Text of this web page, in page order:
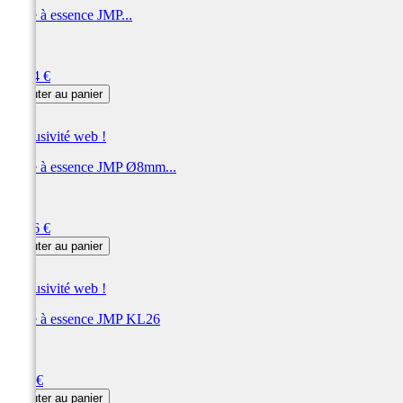
Filtre à essence JMP...
17,04 €
Ajouter au panier
Exclusivité web !
Filtre à essence JMP Ø8mm...
12,96 €
Ajouter au panier
Exclusivité web !
Filtre à essence JMP KL26
6,96 €
Ajouter au panier